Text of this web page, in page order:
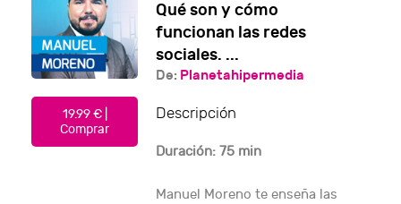
19.99 € |
Comprar
Qué son y cómo
funcionan las redes
sociales. ...
De: Planetahipermedia
Descripción
Duración: 75 min
Manuel Moreno te enseña las